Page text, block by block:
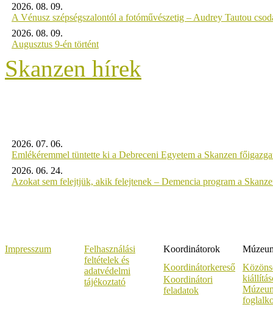
2026. 08. 09.
A Vénusz szépségszalontól a fotóművészetig – Audrey Tautou
2026. 08. 09.
Augusztus 9-én történt
Skanzen hírek
2026. 07. 06.
Emlékéremmel tüntette ki a Debreceni Egyetem a Skanzen
2026. 06. 24.
Azokat sem felejtjük, akik felejtenek – Demencia program a
Impresszum
Felhasználási
feltételek és
adatvédelmi
tájékoztató
Koordinátorok
Koordinátorkereső
Koordinátori
feladatok